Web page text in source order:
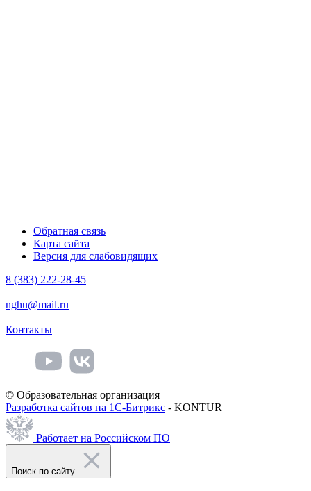
Обратная связь
Карта сайта
Версия для слабовидящих
8 (383) 222-28-45
nghu@mail.ru
Контакты
© Образовательная организация
Разработка сайтов на 1С-Битрикс - KONTUR
Работает на Российском ПО
Поиск по сайту